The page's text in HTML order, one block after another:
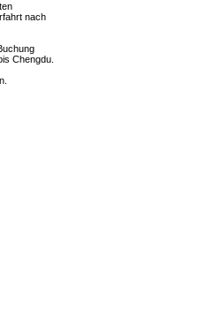
nach
Chengdu.